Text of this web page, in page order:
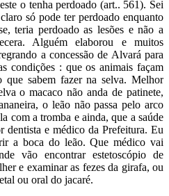
o tenha perdoado (art.. 561). Sei
só pode ter perdoado enquanto
teria perdoado as lesões e não a
Alguém elaborou e muitos
a concessão de Alvará para
condições : que os animais façam
que sabem fazer na selva. Melhor
o macaco não anda de patinete,
o leão não passa pelo arco
com a tromba e ainda, que a saúde
dentista e médico da Prefeitura. Eu
a boca do leão. Que médico vai
vão encontrar estetoscópio de
e examinar as fezes da girafa, ou
ou oral do jacaré.